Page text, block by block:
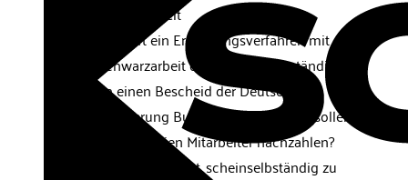
Scheinselbständigkeit
• Gegen Sie läuft ein Ermittlungsverfahren mit dem
Vorwurf Schwarzarbeit oder Scheinselbständigkeit?
• Sie haben einen Bescheid der Deutschen
Rentenversicherung Bund bekommen und sollen
Beiträge für Ihre freien Mitarbeiter nachzahlen?
• Sie haben den Verdacht, scheinselbständig zu